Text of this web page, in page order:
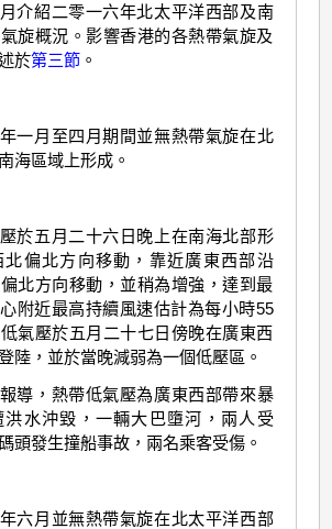
介紹二零一六年北太平洋西部及南
旋概況。影響香港的各熱帶氣旋及
於第三節。
一月至四月期間並無熱帶氣旋在北
海區域上形成。
於五月二十六日晚上在南海北部形
北偏北方向移動，靠近廣東西部沿
北方向移動，並稍為增強，達到最
附近最高持續風速估計為每小時55
氣壓於五月二十七日傍晚在廣東西
陸，並於當晚減弱為一個低壓區。
導，熱帶低氣壓為廣東西部帶來暴
洪水沖毀，一輛大巴墮河，兩人受
頭發生撞船事故，兩名乘客受傷。
六月並無熱帶氣旋在北太平洋西部